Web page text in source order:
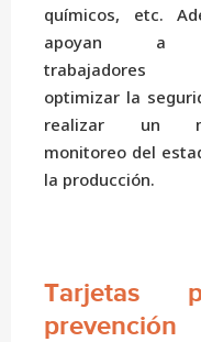
químicos, etc.
apoyan a
trabajadores
optimizar la
realizar un
monitoreo del
la producción.
Tarjetas